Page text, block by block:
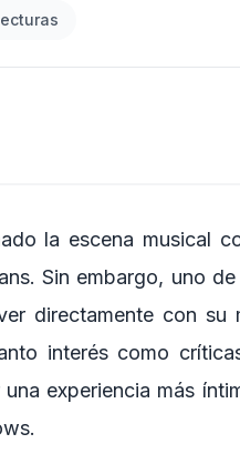
la escena musical
Sin embargo, uno
directamente con
interés como
experiencia más